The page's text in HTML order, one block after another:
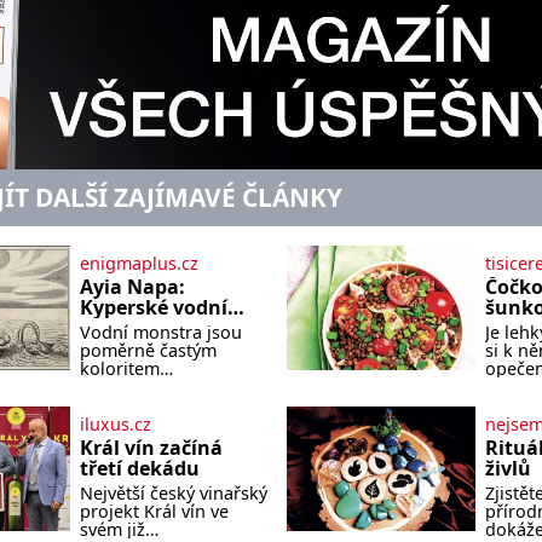
DALŠÍ ZAJÍMAVÉ ČLÁNKY
enigmaplus.cz
Ayia Napa:
Kyperské vodní
monstrum s
mírumilovnou
povahou
Vodní monstra jsou
poměrně častým
koloritem
skeptici to přikládají
hlavně snaze dané
místo zviditelnit a
přitáhnout k němu
pozornost záhadám
nakloněných turi
Je
si k
báseň. Suroviny
vaší
150 g
velká
lžíce
iluxus.cz
Král vín začíná
třetí dekádu
Největší český vinařský
projekt Král vín ve
svém již
živlů